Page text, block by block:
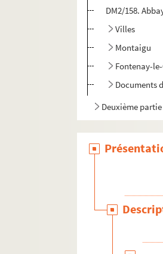
DM2/158.
Villes
Montaigu
Fontenay-
Documents
Deuxième